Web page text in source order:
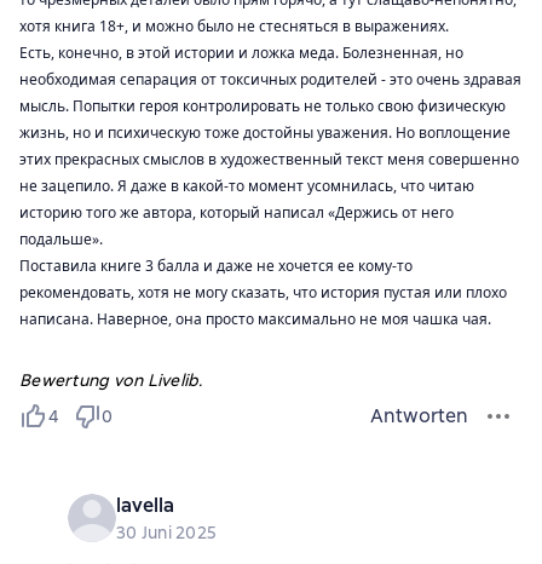
хотя книга 18+, и можно было не стесняться в выражениях.
Есть, конечно, в этой истории и ложка меда. Болезненная, но
необходимая сепарация от токсичных родителей - это очень здравая
мысль. Попытки героя контролировать не только свою физическую
жизнь, но и психическую тоже достойны уважения. Но воплощение
этих прекрасных смыслов в художественный текст меня совершенно
не зацепило. Я даже в какой-то момент усомнилась, что читаю
историю того же автора, который написал «Держись от него
подальше».
Поставила книге3балла и даже не хочется ее кому-то
рекомендовать, хотя не могу сказать, что история пустая или плохо
написана. Наверное, она просто максимально не моя чашка чая.
Bewertung von Livelib.
4
0 Antworten
lavella
30 Juni 2025